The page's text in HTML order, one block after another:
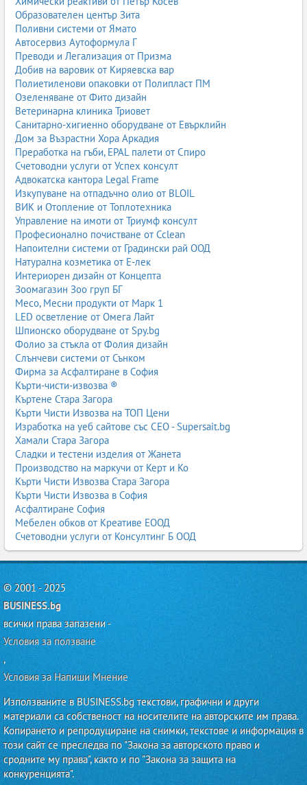
Образователен център Зита
Поливни системи от Ямато
Автосервиз Аутоформула Г
Преводи и Легализация от Призма
Добив на варовик от Киряевска вар
Полиетиленови опаковки от Полипласт ПМ
Озеленяване от Фито дизайн
Ветеринарна клиника Триовет
Санитарно-хигиенно оборудване от Евърклийн
Дом за Възрастни Хора Аркадия
Преработка на гъби, EPAL палети от Спиро
Счетоводни услуги от Успех консулт
Адвокатска кантора Legal Frame
Изкупуване на отпадъчно олио от BLOIL
ВИК и Отопление от Топлотехника
Управление на имоти от Триумф консулт
Професионално почистване от Cclean
Напоителни системи от Градински рай ООД
Натурална козметика от Е-лек
Интериорен дизайн от Концепта
Зоомагазин Зоо груп БГ
Месо, Месни продукти от Марк 1
LED осветление от Омега Лайт
Шпионско оборудване от Spy.bg
Фолио за стъкла от Фолия дизайн
Слънчеви системи от Сънком
Фирма за Асфалтиране в София
Кърти-чисти-извозва ®
Къртене Стара Загора
Кърти Чисти Извозва на ТОП Цени
Изработка на уеб сайтове със СЕО - Supersait.bg
Хамали Стара Загора
Сладки и тестени изделия от Жанета
Производство на маркучи от Керт и Ко
Кърти Чисти Извозва Стара Загора
Кърти Чисти Извозва в София
Асфалтиране София
Мебелен обков от Креативе ЕООД
Счетоводни услуги от Консултинг Б ООД
© 2001 - 2025
BUSINESS.bg
всички права запазени -
Условия за ползване
,
Условия за Напиши Мнение
Използваните в BUSINESS.bg текстови, графични и други
материали са собственост на носителите на авторските им права.
Копирането и репродуциране на снимки, текстове и информация в
този сайт се преследва по "Закона за авторското право и
сродните му права", както и по "Закона за защита на
конкуренцията".